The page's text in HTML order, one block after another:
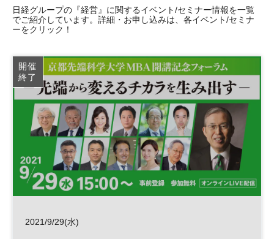
日経グループの『経営』に関するイベント/セミナー情報を一覧
でご紹介しています。詳細・お申し込みは、各イベント/セミナ
ーをクリック！
開催
終了
2021/9/29(水)